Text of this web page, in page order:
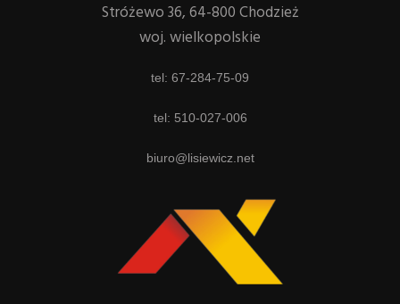
Stróżewo 36, 64-800 Chodzież
woj. wielkopolskie
tel: 67-284-75-09
tel: 510-027-006
biuro@lisiewicz.net